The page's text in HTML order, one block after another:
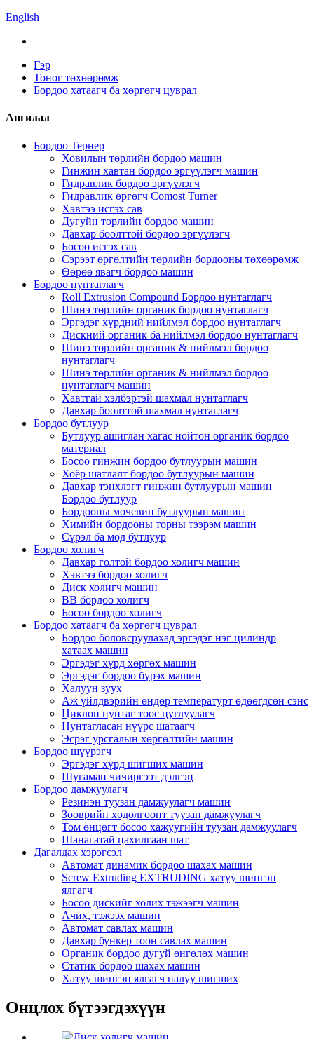
English
Гэр
Тоног төхөөрөмж
Бордоо хатаагч ба хөргөгч цуврал
Ангилал
Бордоо Тернер
Ховилын төрлийн бордоо машин
Гинжин хавтан бордоо эргүүлэгч машин
Гидравлик бордоо эргүүлэгч
Гидравлик өргөгч Comost Turner
Хэвтээ исгэх сав
Дугуйн төрлийн бордоо машин
Давхар боолттой бордоо эргүүлэгч
Босоо исгэх сав
Сэрээт өргөлтийн төрлийн бордооны төхөөрөмж
Өөрөө явагч бордоо машин
Бордоо нунтаглагч
Roll Extrusion Compound Бордоо нунтаглагч
Шинэ төрлийн органик бордоо нунтаглагч
Эргэдэг хүрдний нийлмэл бордоо нунтаглагч
Дискний органик ба нийлмэл бордоо нунтаглагч
Шинэ төрлийн органик & нийлмэл бордоо
нунтаглагч
Шинэ төрлийн органик & нийлмэл бордоо
нунтаглагч машин
Хавтгай хэлбэртэй шахмал нунтаглагч
Давхар боолттой шахмал нунтаглагч
Бордоо бутлуур
Бутлуур ашиглан хагас нойтон органик бордоо
материал
Босоо гинжин бордоо бутлуурын машин
Хоёр шатлалт бордоо бутлуурын машин
Давхар тэнхлэгт гинжин бутлуурын машин
Бордоо бутлуур
Бордооны мочевин бутлуурын машин
Химийн бордооны торны тээрэм машин
Сүрэл ба мод бутлуур
Бордоо холигч
Давхар голтой бордоо холигч машин
Хэвтээ бордоо холигч
Диск холигч машин
BB бордоо холигч
Босоо бордоо холигч
Бордоо хатаагч ба хөргөгч цуврал
Бордоо боловсруулахад эргэдэг нэг цилиндр
хатаах машин
Эргэдэг хүрд хөргөх машин
Эргэдэг бордоо бүрэх машин
Халуун зуух
Аж үйлдвэрийн өндөр температурт өдөөгдсөн сэнс
Циклон нунтаг тоос цуглуулагч
Нунтагласан нүүрс шатаагч
Эсрэг урсгалын хөргөлтийн машин
Бордоо шүүрэгч
Эргэдэг хүрд шигших машин
Шугаман чичиргээт дэлгэц
Бордоо дамжуулагч
Резинэн туузан дамжуулагч машин
Зөөврийн хөдөлгөөнт туузан дамжуулагч
Том өнцөгт босоо хажуугийн туузан дамжуулагч
Шанагатай цахилгаан шат
Дагалдах хэрэгсэл
Автомат динамик бордоо шахах машин
Screw Extruding EXTRUDING хатуу шингэн
ялгагч
Босоо дискийг холих тэжээгч машин
Ачих, тэжээх машин
Автомат савлах машин
Давхар бункер тоон савлах машин
Органик бордоо дугуй өнгөлөх машин
Статик бордоо шахах машин
Хатуу шингэн ялгагч налуу шигших
Онцлох бүтээгдэхүүн